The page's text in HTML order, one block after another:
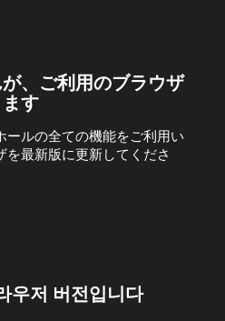
、ご利用のブラウザ
す
ールの全ての機能をご利用い
を最新版に更新してくださ
우저 버전입니다